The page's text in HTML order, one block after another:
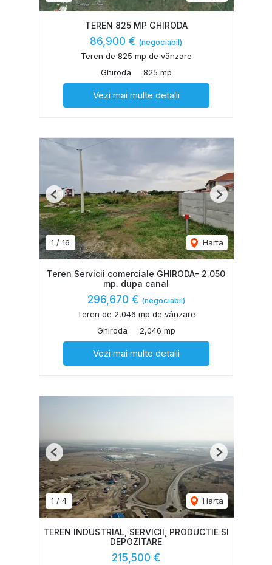
TEREN 825 MP GHIRODA
86,900 € (negociabil)
Teren de 825 mp de vânzare
Ghiroda
825 mp
Vezi mai multe detalii
1 / 16 Harta
Previous Next
Teren Servicii comerciale GHIRODA- 2.050
mp. dupa canal
296,670 € (negociabil)
Teren de 2,046 mp de vânzare
Ghiroda
2,046 mp
Vezi mai multe detalii
1 / 4 Harta
Previous Next
TEREN INDUSTRIAL, SERVICII, PRODUCTIE SI
DEPOZITARE
215,500 €